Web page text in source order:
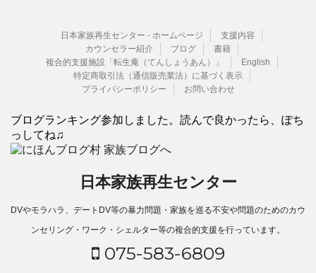
日本家族再生センター - ホームページ
支援内容
カウンセラー紹介
ブログ
書籍
複合的支援施設「転生庵（てんしょうあん）」
English
特定商取引法（通信販売業法）に基づく表示
プライバシーポリシー
お問い合わせ
ブログランキング参加しました。読んで良かったら、ぽち
っしてね♫
日本家族再生センター
DVやモラハラ、デートDV等の暴力問題・家族を巡る不安や問題のためのカウ
ンセリング・ワーク・シェルター等の複合的支援を行っています。
075-583-6809